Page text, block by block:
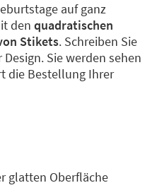
auf ganz
den quadratischen
Stikets. Schreiben Sie
Sie werden sehen
die Bestellung Ihrer
glatten Oberfläche